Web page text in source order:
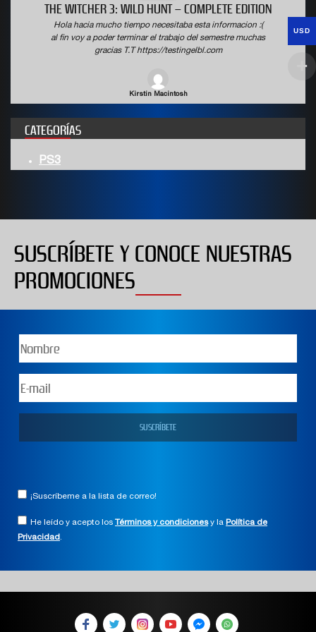
THE WITCHER 3: WILD HUNT – COMPLETE EDITION
Hola hacia mucho tiempo necesitaba esta informacion :(
al fin voy a poder terminar el trabajo del semestre muchas
gracias T.T https://testingelbl.com
Kirstin Macintosh
CATEGORÍAS
PS3
SUSCRÍBETE Y CONOCE NUESTRAS
PROMOCIONES
¡Suscríbeme a la lista de correo!
He leído y acepto los Términos y condicionesy la Política de
Privacidad.
USD